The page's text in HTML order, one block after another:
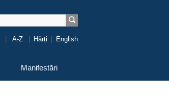
A-Z Hărți English
Manifestări